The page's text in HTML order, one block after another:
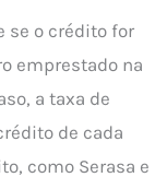
se o crédito for
emprestado na
a taxa de
de cada
como Serasa e